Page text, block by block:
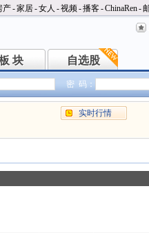
产-家居-女人 -视频-播客-ChinaRen-
块
块 自选股
自选股
密 码：
实时行情